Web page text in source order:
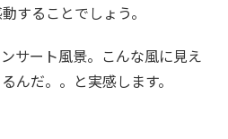
することでしょう。
サート風景。こんな風に見え
んだ。。と実感します。